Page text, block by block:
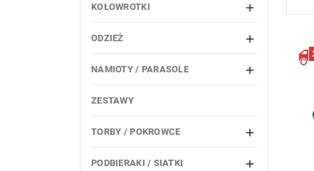
KOŁOWROTKI 
ODZIEŻ 
NAMIOTY / PARASOLE 
ZESTAWY
TORBY / POKROWCE 
PODBIERAKI / SIATKI 